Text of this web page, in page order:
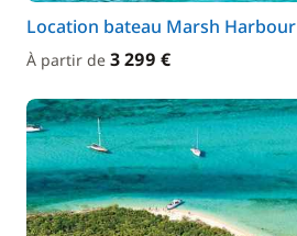
Location bateau Marsh Harbour
À partir de 3 299 €